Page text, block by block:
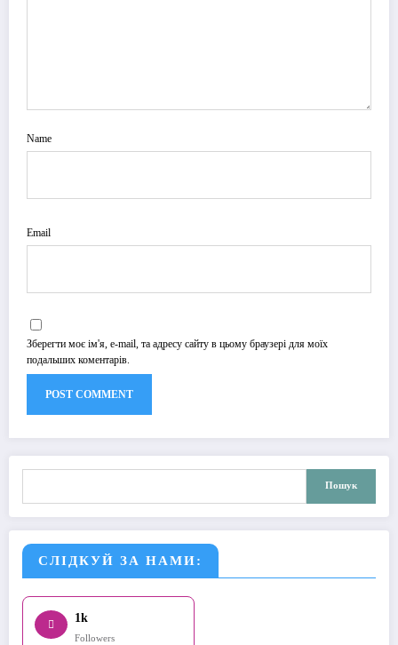
Name
Email
Зберегти моє ім'я, e-mail, та адресу сайту в цьому браузері для моїх
подальших коментарів.
Пошук
СЛІДКУЙ ЗА НАМИ:
1k
Followers